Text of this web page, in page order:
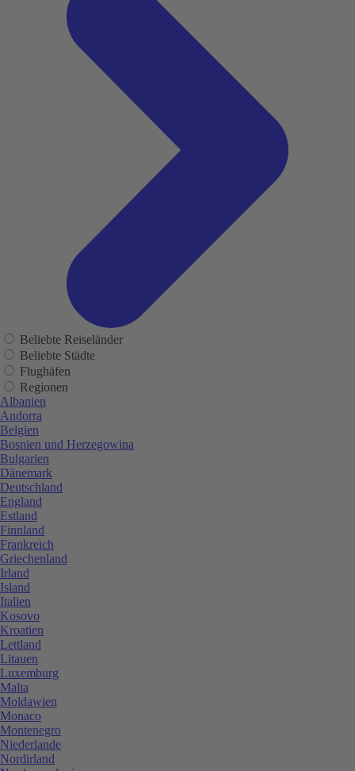
Beliebte Reiseländer
Beliebte Städte
Flughäfen
Regionen
Albanien
Andorra
Belgien
Bosnien und Herzegowina
Bulgarien
Dänemark
Deutschland
England
Estland
Finnland
Frankreich
Griechenland
Irland
Island
Italien
Kosovo
Kroatien
Lettland
Litauen
Luxemburg
Malta
Moldawien
Monaco
Montenegro
Niederlande
Nordirland